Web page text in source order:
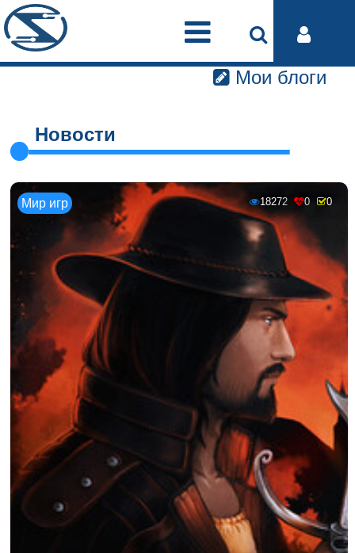
Мои блоги
Новости
Мир игр 18272 0 0